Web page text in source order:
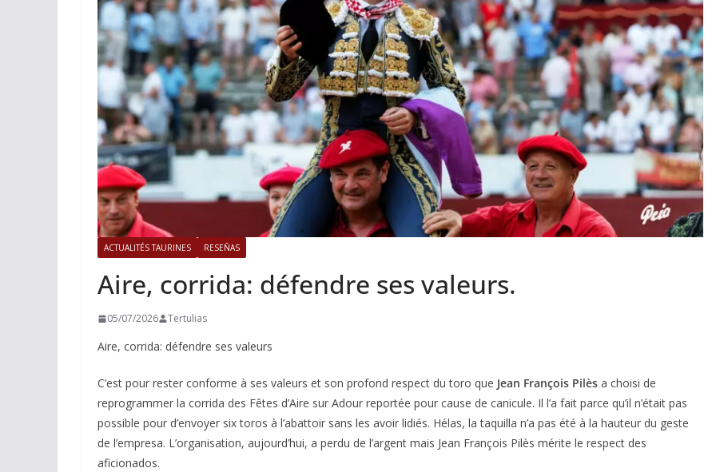
ACTUALITÉS TAURINES RESEÑAS
Aire, corrida: défendre ses valeurs.
05/07/2026 Tertulias
Aire, corrida: défendre ses valeurs
C’est pour rester conforme à ses valeurs et son profond respect du toro que Jean François Pilès a choisi de
reprogrammer la corrida des Fêtes d’Aire sur Adour reportée pour cause de canicule. Il l’a fait parce qu’il n’était pas
possible pour d’envoyer six toros à l’abattoir sans les avoir lidiés. Hélas, la taquilla n’a pas été à la hauteur du geste
de l’empresa. L’organisation, aujourd’hui, a perdu de l’argent mais Jean François Pilès mérite le respect des
aficionados.
Istres, l’ouverture en
photos
19/06/2026 Tertulias
Bayonne, la corrida
des fêtes en photos
17/07/2026 Tertulias